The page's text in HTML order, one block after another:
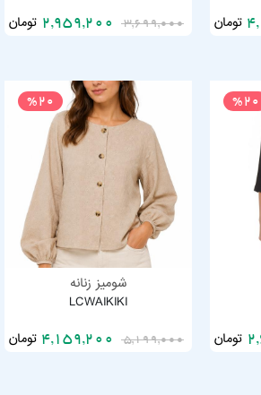
تومان 3,699,000 تومان
%20
تومان
%20
شومیز زنانه
LCWAIKIKI
5,199,000 تومان